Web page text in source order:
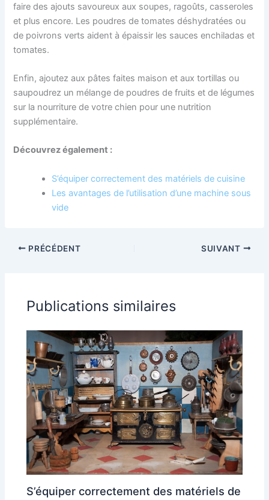
faire des ajouts savoureux aux soupes, ragoûts, casseroles
et plus encore. Les poudres de tomates déshydratées ou
de poivrons verts aident à épaissir les sauces enchiladas et
tomates.
Enfin, ajoutez aux pâtes faites maison et aux tortillas ou
saupoudrez un mélange de poudres de fruits et de légumes
sur la nourriture de votre chien pour une nutrition
supplémentaire.
Découvrez également :
S’équiper correctement des matériels de cuisine
Les avantages de l’utilisation d’une machine sous
vide
PRÉCÉDENT SUIVANT
Publications similaires
S’équiper correctement des matériels de